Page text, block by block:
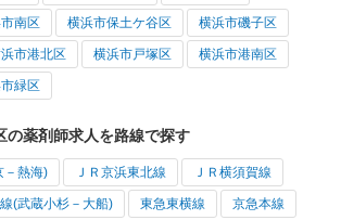
南区 横浜市保土ケ谷区 横浜市磯子区
市港北区 横浜市戸塚区 横浜市港南区
緑区
の薬剤師求人を路線で探す
－熱海) ＪＲ京浜東北線 ＪＲ横須賀線
(武蔵小杉－大船) 東急東横線 京急本線